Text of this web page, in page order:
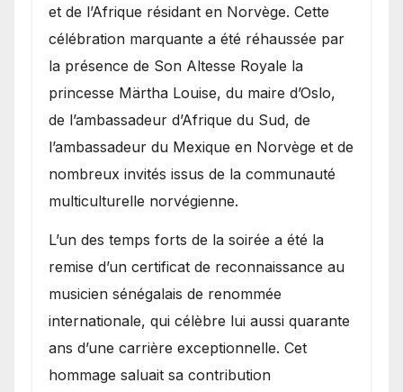
et de l’Afrique résidant en Norvège. Cette
célébration marquante a été réhaussée par
la présence de Son Altesse Royale la
princesse Märtha Louise, du maire d’Oslo,
de l’ambassadeur d’Afrique du Sud, de
l’ambassadeur du Mexique en Norvège et de
nombreux invités issus de la communauté
multiculturelle norvégienne.
​L’un des temps forts de la soirée a été la
remise d’un certificat de reconnaissance au
musicien sénégalais de renommée
internationale, qui célèbre lui aussi quarante
ans d’une carrière exceptionnelle. Cet
hommage saluait sa contribution